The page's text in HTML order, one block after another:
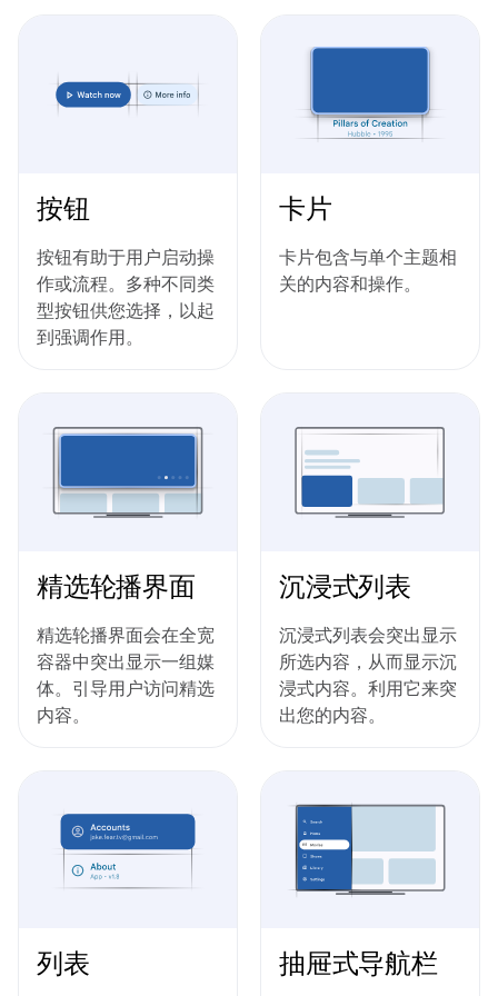
按钮
按钮有助于用户启动操
作或流程。多种不同类
型按钮供您选择，以起
到强调作用。
卡片
卡片包含与单个主题相
关的内容和操作。
精选轮播界面
精选轮播界面会在全宽
容器中突出显示一组媒
体。引导用户访问精选
内容。
沉浸式列表
沉浸式列表会突出显示
所选内容，从而显示沉
浸式内容。利用它来突
出您的内容。
列表 抽屉式导航栏